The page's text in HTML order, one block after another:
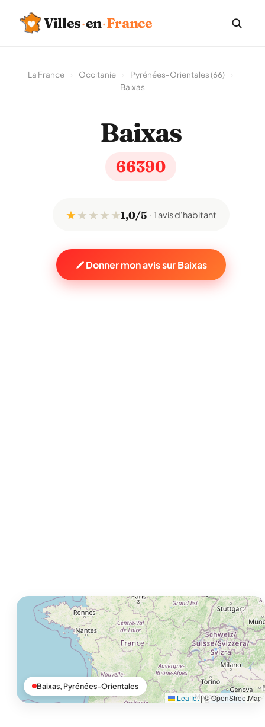
Villes·en·France
La France Occitanie Pyrénées-Orientales (66)
Baixas
Baixas
66390
★★ ★ ★ ★1,0/5 1 avis d'habitant
Donner mon avis sur Baixas
Leaflet |© OpenStreetMap
Baixas, Pyrénées-Orientales